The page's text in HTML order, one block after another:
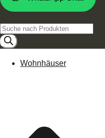
Products
search
Wohnhäuser